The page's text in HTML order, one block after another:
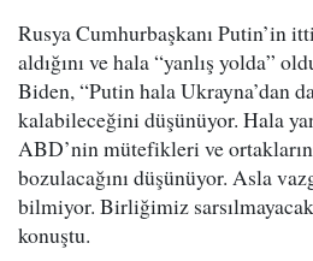
Rusya Cumhurbaşkanı Putin’in
aldığını ve hala “yanlış yolda”
Biden, “Putin hala Ukrayna’dan
kalabileceğini düşünüyor. Hala
ABD’nin mütefikleri ve
bozulacağını düşünüyor. Asla
bilmiyor. Birliğimiz
konuştu.